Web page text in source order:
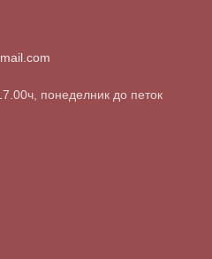
понеделник до петок